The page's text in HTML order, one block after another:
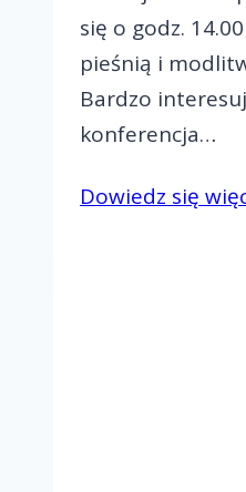
się o godz.
pieśnią i
Bardzo
konferencja…
Dowiedz się